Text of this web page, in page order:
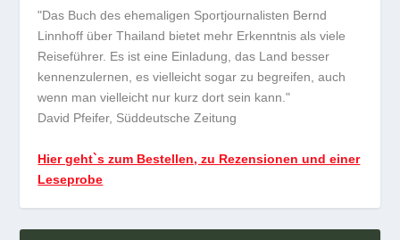
"Das Buch des ehemaligen Sportjournalisten Bernd
Linnhoff über Thailand bietet mehr Erkenntnis als viele
Reiseführer. Es ist eine Einladung, das Land besser
kennenzulernen, es vielleicht sogar zu begreifen, auch
wenn man vielleicht nur kurz dort sein kann."
David Pfeifer, Süddeutsche Zeitung
Hier geht`s zum Bestellen, zu Rezensionen und einer
Leseprobe